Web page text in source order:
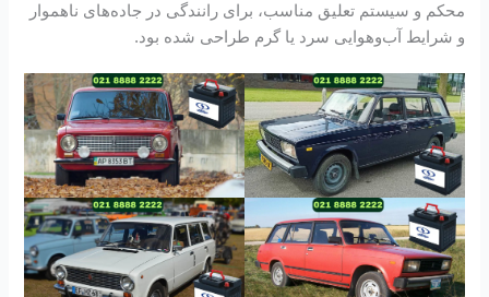
محکم و سیستم تعلیق مناسب، برای رانندگی در جاده‌های ناهموار
و شرایط آب‌وهوایی سرد یا گرم طراحی شده بود.